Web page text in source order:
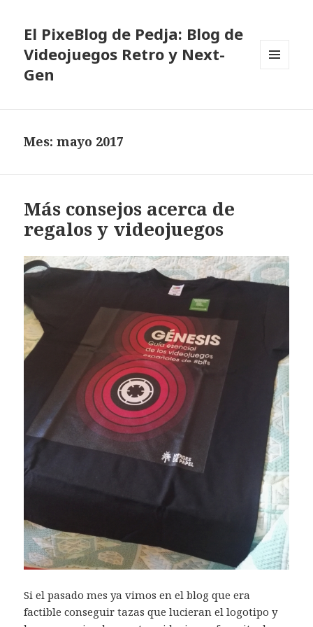
El PixeBlog de Pedja: Blog de
Videojuegos Retro y Next-
Gen
Mes:mayo 2017
Más consejos acerca de
regalos y videojuegos
Si el pasado mes ya vimos en el blog que era
factible conseguir tazas que lucieran el logotipo y